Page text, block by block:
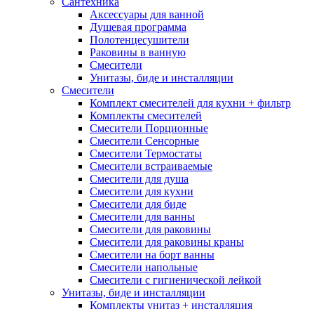
Аксессуары для ванной
Душевая программа
Полотенцесушители
Раковины в ванную
Смесители
Унитазы, биде и инсталляции
Смесители
Комплект смесителей для кухни + фильтр
Комплекты смесителей
Смесители Порционные
Смесители Сенсорные
Смесители Термостаты
Смесители встраиваемые
Смесители для душа
Смесители для кухни
Смесители для биде
Смесители для ванны
Смесители для раковины
Смесители для раковины краны
Смесители на борт ванны
Смесители напольные
Смесители с гигиенической лейкой
Унитазы, биде и инсталляции
Комплекты унитаз + инсталляция